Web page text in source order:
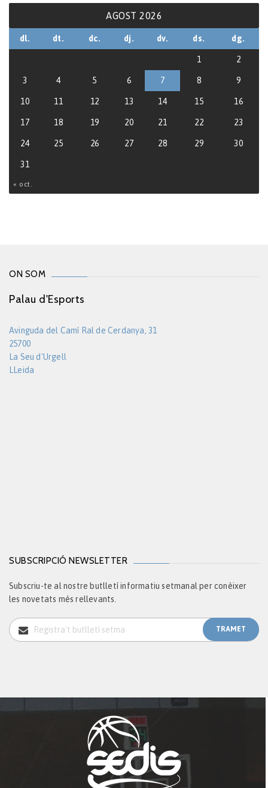
AGOST 2026
dl. dt. dc. dj. dv. ds. dg.
« oct.
1 2
3 4 5 6 7 8 9
10 11 12 13 14 15 16
17 18 19 20 21 22 23
24 25 26 27 28 29 30
31
ON SOM
Palau d'Esports
Avinguda del Camí Ral de Cerdanya, 31
25700
La Seu d'Urgell
LLeida
SUBSCRIPCIÓ NEWSLETTER
Subscriu-te al nostre butlletí informatiu setmanal per conèixer
les novetats més rellevants.